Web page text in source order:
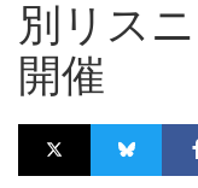
別リス
開催